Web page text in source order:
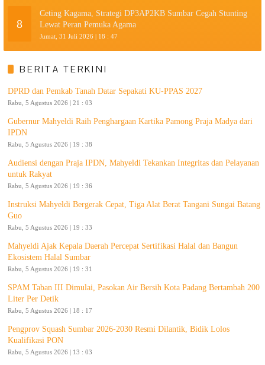
8
Ceting Kagama, Strategi DP3AP2KB Sumbar Cegah Stunting
Lewat Peran Pemuka Agama
Jumat, 31 Juli 2026 | 18 : 47
BERITA TERKINI
DPRD dan Pemkab Tanah Datar Sepakati KU-PPAS 2027
Rabu, 5 Agustus 2026 | 21 : 03
Gubernur Mahyeldi Raih Penghargaan Kartika Pamong Praja Madya dari
IPDN
Rabu, 5 Agustus 2026 | 19 : 38
Audiensi dengan Praja IPDN, Mahyeldi Tekankan Integritas dan Pelayanan
untuk Rakyat
Rabu, 5 Agustus 2026 | 19 : 36
Instruksi Mahyeldi Bergerak Cepat, Tiga Alat Berat Tangani Sungai Batang
Guo
Rabu, 5 Agustus 2026 | 19 : 33
Mahyeldi Ajak Kepala Daerah Percepat Sertifikasi Halal dan Bangun
Ekosistem Halal Sumbar
Rabu, 5 Agustus 2026 | 19 : 31
SPAM Taban III Dimulai, Pasokan Air Bersih Kota Padang Bertambah 200
Liter Per Detik
Rabu, 5 Agustus 2026 | 18 : 17
Pengprov Squash Sumbar 2026-2030 Resmi Dilantik, Bidik Lolos
Kualifikasi PON
Rabu, 5 Agustus 2026 | 13 : 03